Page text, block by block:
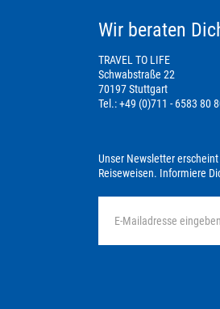
Wir beraten
TRAVEL TO LIFE
Schwabstraße 22
70197 Stuttgart
Tel.: +49 (0)711 - 6583 80
Unser Newsletter
Reiseweisen. Informiere